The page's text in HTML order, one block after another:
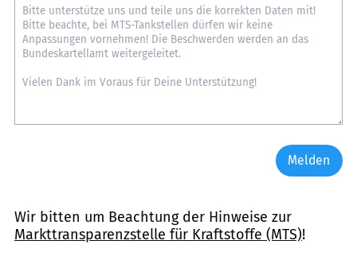
Melden
Wir bitten um Beachtung der Hinweise zur
Markttransparenzstelle für Kraftstoffe (MTS)!